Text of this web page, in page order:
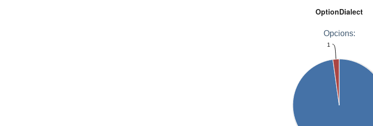
OptionDialect
Opcions:
1